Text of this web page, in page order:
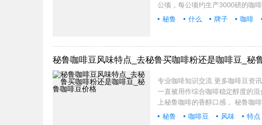
公顷，每公顷约生产3000磅的咖
秘鲁 什么 牌子 咖啡
秘鲁咖啡豆风味特点_去秘鲁买咖啡粉还是咖啡豆_秘
专业咖啡知识交流 更多咖啡豆资
一直被用作综合咖啡稳定醇度的
上秘鲁咖啡的香醇口感， 秘鲁咖
秘鲁 咖啡豆 风味 特点